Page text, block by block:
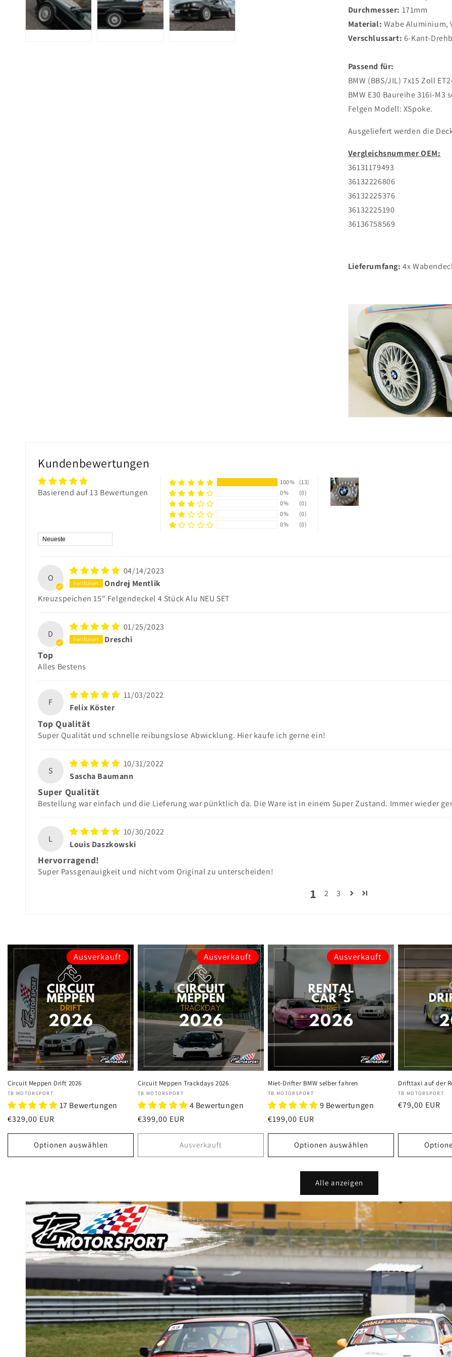
Durchmesser: 171mm
Material: Wabe Aluminium,
Verschlussart: 6-Kant-
Passend für:
BMW (BBS/JIL) 7x15 Zoll
BMW E30 Baureihe 316i-
Felgen Modell: XSpoke.
Ausgeliefert werden die
Vergleichsnummer OEM:
36131179493
36132226806
36132225376
36132225190
36136758569
Lieferumfang: 4x
Kundenbewertungen
Basierend auf 13 Bewertungen
100%
(13)
0%
(0)
0%
(0)
0%
(0)
0%
(0)
Sort by
O
04/14/2023
Ondrej Mentlik
Kreuzspeichen 15" Felgendeckel 4 Stück Alu NEU SET
D
01/25/2023
Dreschi
Top
Alles Bestens
F
11/03/2022
Felix Köster
Top Qualität
Super Qualität und schnelle reibungslose Abwicklung. Hier kaufe ich gerne ein!
S
10/31/2022
Sascha Baumann
Super Qualität
Bestellung war einfach und die Lieferung war pünktlich da. Die Ware ist in einem Super Zustand. Immer wieder
L
10/30/2022
Louis Daszkowski
Hervorragend!
Super Passgenauigkeit und nicht vom Original zu unterscheiden!
1 2 3
Ausverkauft
Circuit Meppen Drift 2026
Anbieter:
TB MOTORSPORT
17 Bewertungen
Normaler
€329,00 EUR
Optionen auswählen
Ausverkauft
Circuit Meppen Trackdays 2026
Anbieter:
TB MOTORSPORT
4 Bewertungen
Normaler
€399,00 EUR
Ausverkauft
Ausverkauft
Miet-Drifter BMW selber fahren
Anbieter:
TB MOTORSPORT
9 Bewertungen
Normaler
€199,00 EUR
Optionen auswählen
Drifttaxi auf der
Anbieter:
TB MOTORSPORT
Normaler
€79,00 EUR
Alle anzeigen